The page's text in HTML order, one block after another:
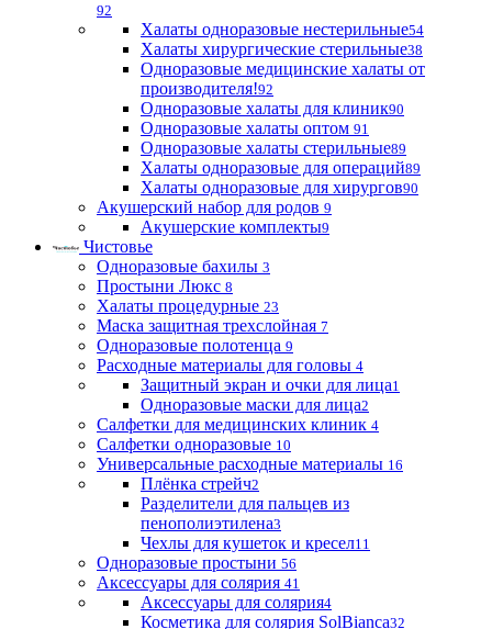
92
Халаты одноразовые нестерильные54
Халаты хирургические стерильные38
Одноразовые медицинские халаты от
производителя!92
Одноразовые халаты для клиник90
Одноразовые халаты оптом 91
Одноразовые халаты стерильные89
Халаты одноразовые для операций89
Халаты одноразовые для хирургов90
Акушерский набор для родов 9
Акушерские комплекты9
Чистовье
Одноразовые бахилы 3
Простыни Люкс 8
Халаты процедурные 23
Маска защитная трехслойная 7
Одноразовые полотенца 9
Расходные материалы для головы 4
Защитный экран и очки для лица1
Одноразовые маски для лица2
Салфетки для медицинских клиник 4
Салфетки одноразовые 10
Универсальные расходные материалы 16
Плёнка стрейч2
Разделители для пальцев из
пенополиэтилена3
Чехлы для кушеток и кресел11
Одноразовые простыни 56
Аксессуары для солярия 41
Аксессуары для солярия4
Косметика для солярия SolBianca32